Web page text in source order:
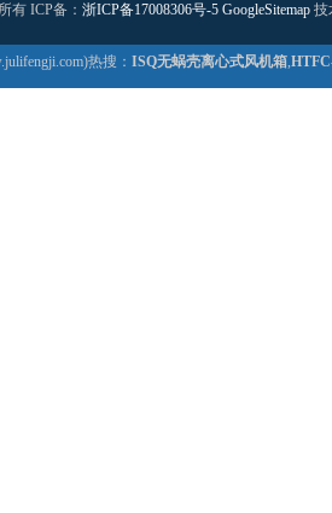
有 ICP备： 浙ICP备17008306号-5 GoogleSitemap 技
热搜： ISQ无蜗壳离心式风机箱,